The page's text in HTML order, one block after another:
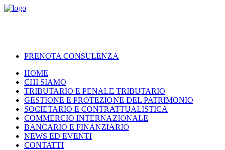
PRENOTA CONSULENZA
HOME
CHI SIAMO
TRIBUTARIO E PENALE TRIBUTARIO
GESTIONE E PROTEZIONE DEL PATRIMONIO
SOCIETARIO E CONTRATTUALISTICA
COMMERCIO INTERNAZIONALE
BANCARIO E FINANZIARIO
NEWS ED EVENTI
CONTATTI